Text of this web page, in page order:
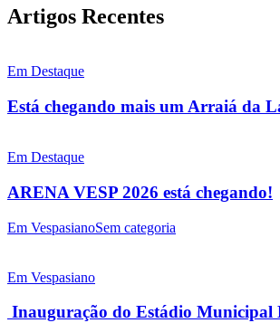
Artigos Recentes
Em Destaque
Está chegando mais um Arraiá da
Em Destaque
ARENA VESP 2026 está chegando!
Em VespasianoSem categoria
Em Vespasiano
Inauguração do Estádio Municipal